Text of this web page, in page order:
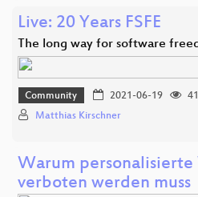
Live: 20 Years FSFE
The long way for software
Community 2021-06-19
41
Matthias Kirschner
Warum
verboten werden muss